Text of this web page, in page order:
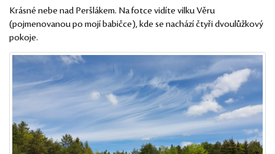
Krásné nebe nad Peršlákem. Na fotce vidíte vilku Věru
(pojmenovanou po mojí babičce), kde se nachází čtyři dvoulůžkový
pokoje.